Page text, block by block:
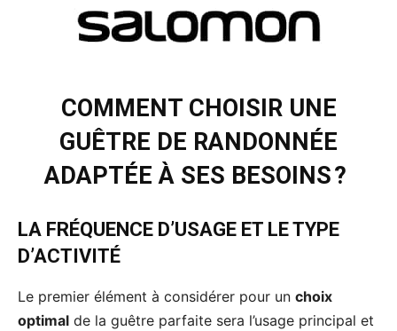
COMMENT CHOISIR UNE
GUÊTRE DE RANDONNÉE
ADAPTÉE À SES BESOINS ?
LA FRÉQUENCE D’USAGE ET LE TYPE
D’ACTIVITÉ
Le premier élément à considérer pour un choix
optimal de la guêtre parfaite sera l’usage principal et